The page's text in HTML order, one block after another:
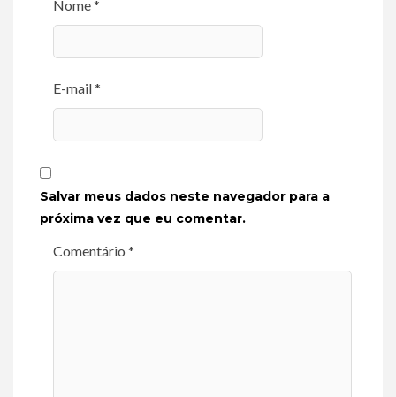
Nome *
E-mail *
Salvar meus dados neste navegador para a
próxima vez que eu comentar.
Comentário *